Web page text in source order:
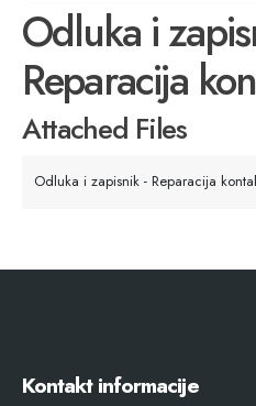
Odluka i
Reparacija
Attached Files
Odluka i zapisnik - Reparacija
Kontakt informacije